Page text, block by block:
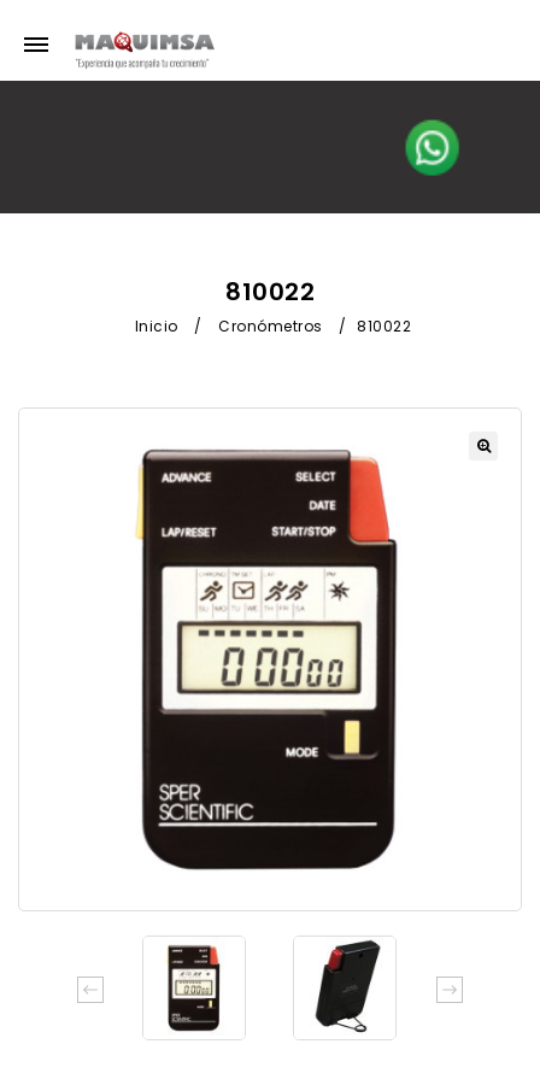
810022
Inicio / Cronómetros / 810022